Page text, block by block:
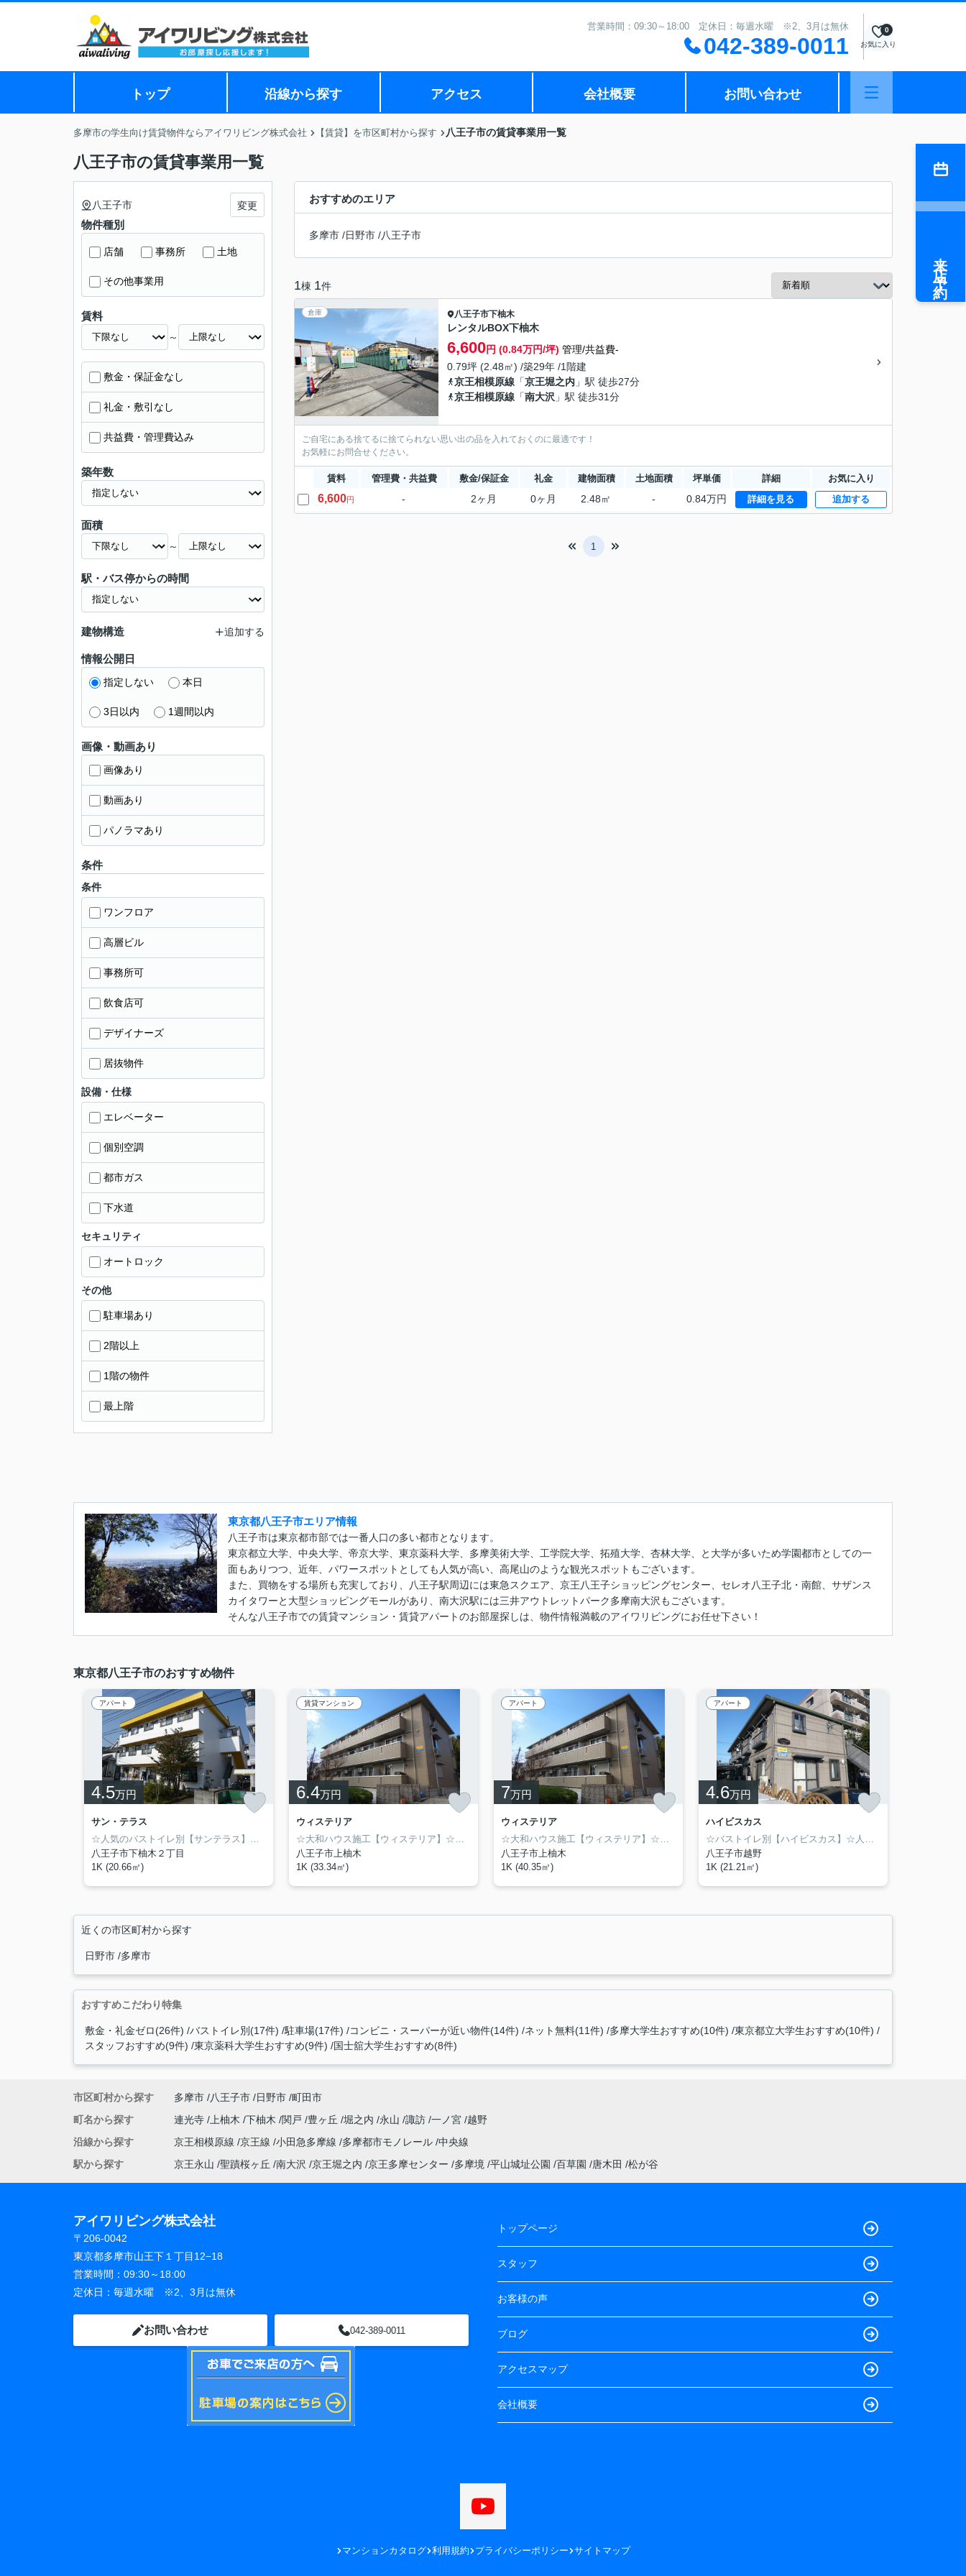
営業時間：09:30～18:00 定休日：毎週水曜 ※2、3月は無休
042-389-0011 お気に入り
0
トップ 沿線から探す アクセス 会社概要 お問い合わせ
多摩市の学生向け賃貸物件ならアイワリビング株式会社 【賃貸】を市区町村から探す 八王子市の賃貸事業用一覧
八王子市の賃貸事業用一覧
おすすめのエリア
多摩市 /日野市 /八王子市
1棟 1件
倉庫 八王子市下柚木
レンタルBOX下柚木
6,600円 (0.84万円/坪) 管理/共益費-
0.79坪 (2.48㎡) /築29年 /1階建
京王相模原線 「京王堀之内 」駅 徒歩27分
京王相模原線 「南大沢 」駅 徒歩31分
ご自宅にある捨てるに捨てられない思い出の品を入れておくのに最適です！
お気軽にお問合せください。
賃料 管理費・共益費 敷金/保証金 礼金 建物面積 土地面積 坪単価 詳細 お気に入り
6,600円 - 2ヶ月 0ヶ月 2.48㎡ - 0.84万円 詳細を見る 追加する
1
八王子市 変更
物件種別
店舗 事務所 土地
その他事業用
賃料
～
敷金・保証金なし
礼金・敷引なし
共益費・管理費込み
築年数
面積
～
駅・バス停からの時間
建物構造 追加する
情報公開日
指定しない 本日
3日以内 1週間以内
画像・動画あり
画像あり
動画あり
パノラマあり
条件
条件
ワンフロア
高層ビル
事務所可
飲食店可
デザイナーズ
居抜物件
設備・仕様
エレベーター
個別空調
都市ガス
下水道
セキュリティ
オートロック
その他
駐車場あり
2階以上
1階の物件
最上階
東京都八王子市エリア情報
八王子市は東京都市部では一番人口の多い都市となります。
東京都立大学、中央大学、帝京大学、東京薬科大学、多摩美術大学、工学院大学、拓殖大学、杏林大学、と大学が多いため学園都市としての一
面もありつつ、近年、パワースポットとしても人気が高い、高尾山のような観光スポットもございます。
また、買物をする場所も充実しており、八王子駅周辺には東急スクエア、京王八王子ショッピングセンター、セレオ八王子北・南館、サザンス
カイタワーと大型ショッピングモールがあり、南大沢駅には三井アウトレットパーク多摩南大沢もございます。
そんな八王子市での賃貸マンション・賃貸アパートのお部屋探しは、物件情報満載のアイワリビングにお任せ下さい！
東京都八王子市のおすすめ物件
アパート
4.5万円
サン・テラス
☆人気のバストイレ別【サンテラス】☆南向きで日当りも良好☆インターネット無料☆都立大生にオススメの物件☆クローゼット完備☆TVモニターホン付き☆敷金礼金ゼロ☆南大沢のお部屋探しは物件情報満載のアイワリビング株式会社にお任せ下さい！1人暮し用物件からファミリー物件まで幅広く賃貸物件を取り扱っております♪京王相模原線「京王多摩センター駅」から徒歩6分！住所：東京都多摩市山王下1-12-18☆
八王子市下柚木２丁目
1K (20.66㎡)
賃貸マンション
6.4万円
ウィステリア
☆大和ハウス施工【ウィステリア】☆システムキッチン（２口コンロ+グリル）☆高速インターネット無料（WiFi）で経済的☆人気のバストイレ別☆ワイド鏡面洗髪洗面化粧台☆南大沢のお部屋探しは物件情報満載のアイワリビング株式会社にお任せ下さい！1人暮し用物件からファミリー物件まで幅広く賃貸物件を取り扱っております♪京王相模原線「京王多摩センター駅」から徒歩6分！住所：東京都多摩市山王下1-12-18☆
八王子市上柚木
1K (33.34㎡)
アパート
7万円
ウィステリア
☆大和ハウス施工【ウィステリア】☆システムキッチン（２口コンロ+グリル）☆高速インターネット無料（WiFi）で経済的☆人気のバストイレ別☆ワイド鏡面洗髪洗面化粧台☆南大沢のお部屋探しは物件情報満載のアイワリビング株式会社にお任せ下さい！1人暮し用物件からファミリー物件まで幅広く賃貸物件を取り扱っております♪京王相模原線「京王多摩センター駅」から徒歩6分！住所：東京都多摩市山王下1-12-18☆
八王子市上柚木
1K (40.35㎡)
アパート
4.6万円
ハイビスカス
☆バストイレ別【ハイビスカス】☆人気のフローリング物件☆敷金礼金ゼロの初期費用軽減物件☆TVモニターホン付き☆積水ハウス施工の人気物件☆駐輪場有り☆京王堀之内のお部屋探しは物件情報満載のアイワリビング株式会社にお任せ下さい！1人暮し用物件からファミリー物件まで幅広く賃貸物件を取り扱っております♪京王相模原線「京王多摩センター駅」から徒歩6分！住所：東京都多摩市山王下1-12-18☆
八王子市越野
1K (21.21㎡)
近くの市区町村から探す
日野市 多摩市
おすすめこだわり特集
敷金・礼金ゼロ(26件) バストイレ別(17件) 駐車場(17件) コンビニ・スーパーが近い物件(14件) ネット無料(11件) 多摩大学生おすすめ(10件) 東京都立大学生おすすめ(10件)
スタッフおすすめ(9件) 東京薬科大学生おすすめ(9件) 国士舘大学生おすすめ(8件)
来店予約
市区町村から探す 多摩市 八王子市 日野市 町田市
町名から探す
連光寺 上柚木 下柚木 関戸 豊ヶ丘 堀之内 永山 諏訪 一ノ宮 越野
沿線から探す
京王相模原線 京王線 小田急多摩線 多摩都市モノレール 中央線
駅から探す
京王永山 聖蹟桜ヶ丘 南大沢 京王堀之内 京王多摩センター 多摩境 平山城址公園 百草園 唐木田 松が谷
アイワリビング株式会社
〒206-0042
東京都多摩市山王下１丁目12−18
営業時間： 09:30～18:00
定休日： 毎週水曜 ※2、3月は無休
お問い合わせ 042-389-0011
トップページ
スタッフ
お客様の声
ブログ
アクセスマップ
会社概要
マンションカタログ 利用規約 プライバシーポリシー サイトマップ